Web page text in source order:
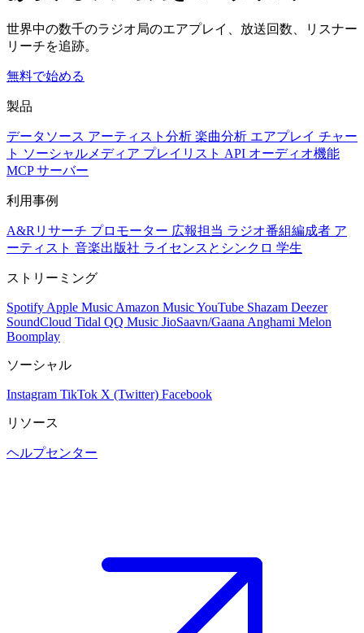
世界中の数千のラジオ局のエアプレイ、放送回数、リスナー
リーチを追跡。
無料で始める
製品
データソース アーティスト分析 楽曲分析 エアプレイ チャー
ト ソーシャルメディア プレイリスト API オーディオ機能
MCP サーバー
利用事例
A&Rリサーチ プロモーター 広報担当 ラジオ番組編成者 ア
ーティスト 音楽出版社 ライセンスとシンクロ 学生
ストリーミング
Spotify Apple Music Amazon MusicYouTube Shazam Deezer
SoundCloud Tidal QQ Music JioSaavn/Gaana Anghami Melon
Boomplay
ソーシャル
Instagram TikTok X (Twitter) Facebook
リソース
ヘルプセンター